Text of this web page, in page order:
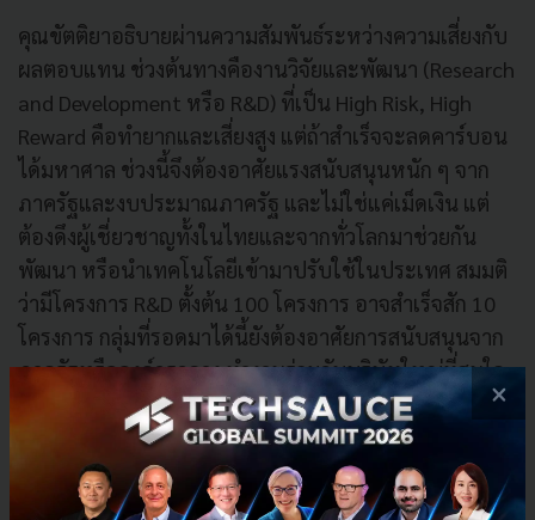
คุณขัตติยาอธิบายผ่านความสัมพันธ์ระหว่างความเสี่ยงกับ
ผลตอบแทน ช่วงต้นทางคืองานวิจัยและพัฒนา (Research
and Development หรือ R&D) ที่เป็น High Risk, High
Reward คือทำยากและเสี่ยงสูง แต่ถ้าสำเร็จจะลดคาร์บอน
ได้มหาศาล ช่วงนี้จึงต้องอาศัยแรงสนับสนุนหนัก ๆ จาก
ภาครัฐและงบประมาณภาครัฐ และไม่ใช่แค่เม็ดเงิน แต่
ต้องดึงผู้เชี่ยวชาญทั้งในไทยและจากทั่วโลกมาช่วยกัน
พัฒนา หรือนำเทคโนโลยีเข้ามาปรับใช้ในประเทศ สมมติ
ว่ามีโครงการ R&D ตั้งต้น 100 โครงการ อาจสำเร็จสัก 10
โครงการ กลุ่มที่รอดมาได้นี้ยังต้องอาศัยการสนับสนุนจาก
ภาครัฐหรือองค์กรกลาง ทำงานร่วมกับบริษัทใหญ่ที่สนใจ
จะนำเทคโนโลยีนั้นไปใช้ในธุรกิจของตัวเอง และจาก 10
โครงการ อาจเหลือสัก 2 โครงการที่พร้อมออกสู่เชิง
พาณิชย์ (Commercialize) ตรงนี้จึงเป็นจังหวะของภาค
เอกชนและสถาบันการเงินที่จะเข้ามาสนับสนุนเต็มตัว
×